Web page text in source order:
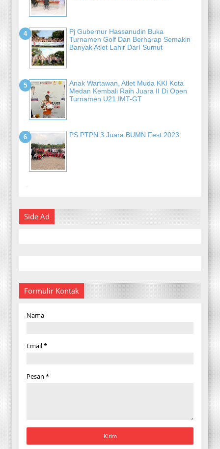
Pj Gubernur Hassanudin Buka
Turnamen Golf Dan Berharap Semakin
Banyak Atlet Lahir DarI Sumut
Anak Wartawan, Atlet Muda KKI Kota
Medan Kembali Raih Juara II Di Open
Turnamen U21 IMT-GT
PS PTPN 3 Juara BUMN Fest 2023
-
Side Ad
Formulir Kontak
Nama
Email*
Pesan *